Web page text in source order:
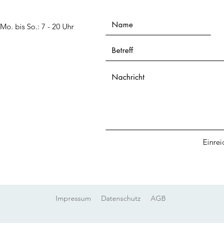
Mo. bis So.: 7 - 20 Uhr​​​
Impressum Datenschutz AGB